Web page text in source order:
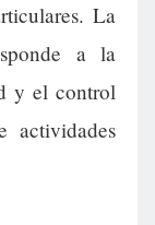
La
a la
y el control
actividades